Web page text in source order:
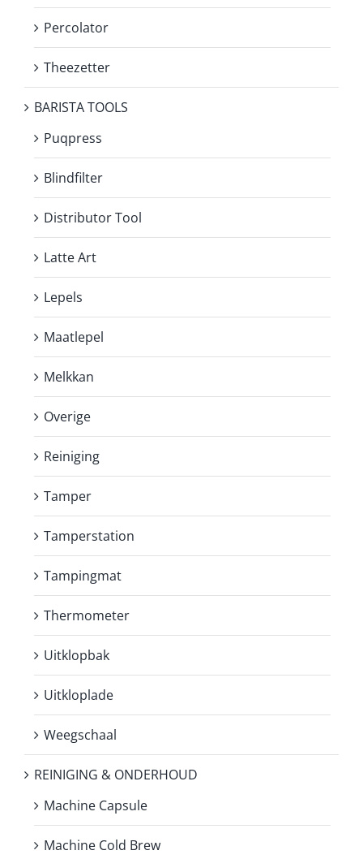
Percolator
Theezetter
BARISTA TOOLS
Puqpress
Blindfilter
Distributor Tool
Latte Art
Lepels
Maatlepel
Melkkan
Overige
Reiniging
Tamper
Tamperstation
Tampingmat
Thermometer
Uitklopbak
Uitkloplade
Weegschaal
REINIGING & ONDERHOUD
Machine Capsule
Machine Cold Brew